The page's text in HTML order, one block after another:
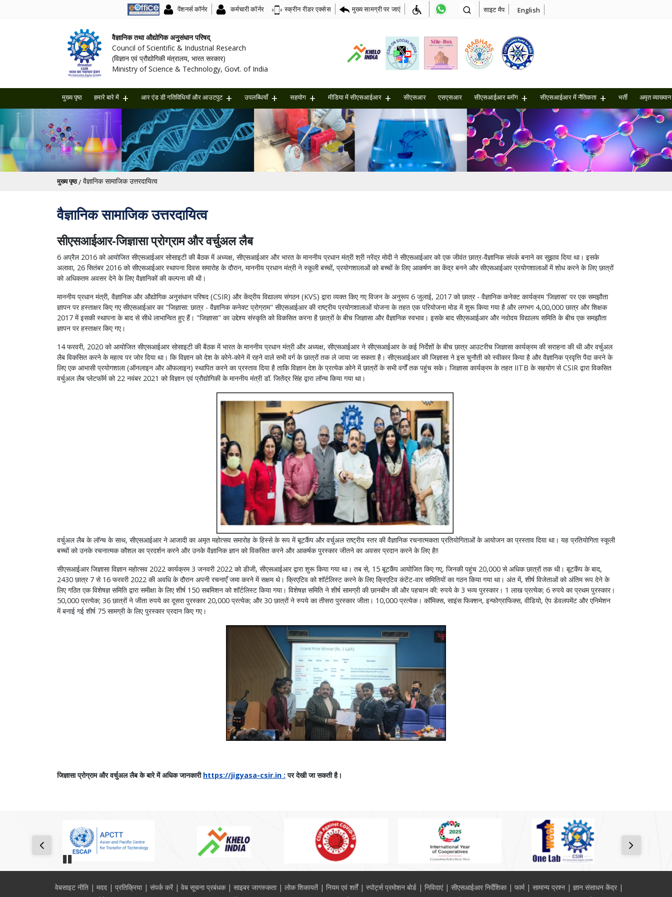
पेंशनर्स कॉर्नर कर्मचारी कॉर्नर स्क्रीन रीडर एक्सेस मुख्य सामग्री पर जाएं साइट मैप English
वैज्ञानिक तथा औद्योगिक अनुसंधान परिषद्
Council of Scientific & Industrial Research
(विज्ञान एवं प्रौद्योगिकी मंत्रालय, भारत सरकार)
Ministry of Science & Technology, Govt. of India
मुख्य पृष्ठ हमारे बारे में आर एंड डी गतिविधियॉ और आउटपुट उपलब्धियाँ सहयोग मीडिया में सीएसआईआर सीएसआर एसएसआर सीएसआईआर ब्लॉग सीएसआईआर में नैतिकता भर्ती अमृत ​​व्याख्यान
पग चिन्ह
मुख्य पृष्ठ वैज्ञानिक सामाजिक उत्तरदायित्व
वैज्ञानिक सामाजिक उत्तरदायित्व
सीएसआईआर-जिज्ञासा प्रोग्राम और वर्चुअल लैब
6 अप्रैल 2016 को आयोजित सीएसआईआर सोसाइटी की बैठक में अध्यक्ष, सीएसआईआर और भारत के माननीय प्रधान मंत्री श्री नरेंद्र मोदी ने सीएसआईआर को एक जीवंत छात्र-वैज्ञानिक संपर्क बनाने का सुझाव दिया था। इसके
अलावा, 26 सितंबर 2016 को सीएसआईआर स्थापना दिवस समारोह के दौरान, माननीय प्रधान मंत्री ने स्कूली बच्चों, प्रयोगशालाओं को बच्चों के लिए आकर्षण का केंद्र बनने और सीएसआईआर प्रयोगशालाओं में शोध करने के लिए छात्रों
को अधिकतम अवसर देने के लिए वैज्ञानिकों की कल्पना की थी।
माननीय प्रधान मंत्री, वैज्ञानिक और औद्योगिक अनुसंधान परिषद (CSIR) और केंद्रीय विद्यालय संगठन (KVS) द्वारा व्यक्त किए गए विजन के अनुरूप 6 जुलाई, 2017 को छात्र - वैज्ञानिक कनेक्ट कार्यक्रम 'जिज्ञासा' पर एक समझौता
ज्ञापन पर हस्ताक्षर किए गए सीएसआईआर का "जिज्ञासा: छात्र - वैज्ञानिक कनेक्ट प्रोग्राम" सीएसआईआर की राष्ट्रीय प्रयोगशालाओं योजना के तहत एक परियोजना मोड में शुरू किया गया है और लगभग 4,00,000 छात्र और शिक्षक
2017 में इसकी स्थापना के बाद से सीधे लाभान्वित हुए हैं। "जिज्ञासा" का उद्देश्य संस्कृति को विकसित करना है छात्रों के बीच जिज्ञासा और वैज्ञानिक स्वभाव। इसके बाद सीएसआईआर और नवोदय विद्यालय समिति के बीच एक समझौता
ज्ञापन पर हस्ताक्षर किए गए।
14 फरवरी, 2020 को आयोजित सीएसआईआर सोसाइटी की बैठक में भारत के माननीय प्रधान मंत्री और अध्यक्ष, सीएसआईआर ने सीएसआईआर के कई निर्देशों के बीच छात्र आउटरीच जिज्ञासा कार्यक्रम की सराहना की थी और वर्चुअल
लैब विकसित करने के महत्व पर जोर दिया था। कि विज्ञान को देश के कोने-कोने में रहने वाले सभी वर्ग के छात्रों तक ले जाया जा सकता है। सीएसआईआर की जिज्ञासा ने इस चुनौती को स्वीकार किया है और वैज्ञानिक प्रवृत्ति पैदा करने के
लिए एक आभासी प्रयोगशाला (ऑनलाइन और ऑफलाइन) स्थापित करने का प्रस्ताव दिया है ताकि विज्ञान देश के प्रत्येक कोने में छात्रों के सभी वर्गों तक पहुंच सके। जिज्ञासा कार्यक्रम के तहत IITB के सहयोग से CSIR द्वारा विकसित
वर्चुअल लैब प्लेटफॉर्म को 22 नवंबर 2021 को विज्ञान एवं प्रौद्योगिकी के माननीय मंत्री डॉ. जितेंद्र सिंह द्वारा लॉन्च किया गया था।
वर्चुअल लैब के लॉन्च के साथ, सीएसआईआर ने आजादी का अमृत महोत्सव समारोह के हिस्से के रूप में बूटकैंप और वर्चुअल राष्ट्रीय स्तर की वैज्ञानिक रचनात्मकता प्रतियोगिताओं के आयोजन का प्रस्ताव दिया था। यह प्रतियोगिता स्कूली
बच्चों को उनके रचनात्मक कौशल का प्रदर्शन करने और उनके वैज्ञानिक ज्ञान को विकसित करने और आकर्षक पुरस्कार जीतने का अवसर प्रदान करने के लिए है!!
सीएसआईआर जिज्ञासा विज्ञान महोत्सव 2022 कार्यक्रम 3 जनवरी 2022 को डीजी, सीएसआईआर द्वारा शुरू किया गया था। तब से, 15 बूटकैंप आयोजित किए गए, जिनकी पहुंच 20,000 से अधिक छात्रों तक थी। बूटकैंप के बाद,
2430 छात्र 7 से 16 फरवरी 2022 की अवधि के दौरान अपनी रचनाएँ जमा करने में सक्षम थे। क्रिएटिव को शॉर्टलिस्ट करने के लिए क्रिएटिव कंटेंट-वार समितियों का गठन किया गया था। अंत में, शीर्ष विजेताओं को अंतिम रूप देने के
लिए गठित एक विशेषज्ञ समिति द्वारा समीक्षा के लिए शीर्ष 150 सबमिशन को शॉर्टलिस्ट किया गया। विशेषज्ञ समिति ने शीर्ष सामग्री की छानबीन की और पहचान की: रुपये के 3 भव्य पुरस्कार। 1 लाख प्रत्येक; 6 रुपये का प्रथम पुरस्कार।
50,000 प्रत्येक; 36 छात्रों ने जीता रुपये का दूसरा पुरस्कार 20,000 प्रत्येक; और 30 छात्रों ने रुपये का तीसरा पुरस्कार जीता। 10,000 प्रत्येक। कॉमिक्स, साइंस फिक्शन, इन्फोग्राफिक्स, वीडियो, ऐप डेवलपमेंट और एनिमेशन
में बनाई गई शीर्ष 75 सामग्री के लिए पुरस्कार प्रदान किए गए।
जिज्ञासा प्रोग्राम और वर्चुअल लैब के बारे में अधिक जानकारी https://jigyasa-csir.in : पर देखी जा सकती है।
वेबसाइट नीति मदद प्रतिक्रिया संपर्क करें वेब सूचना प्रबंधक साइबर जागरुकता लोक शिकायतें नियम एवं शर्तें स्पोर्ट्स प्रमोशन बोर्ड निविदाएं सीएसआईआर निर्देशिका फार्म सामान्य प्रश्न
ज्ञान संसाधन केंद्र